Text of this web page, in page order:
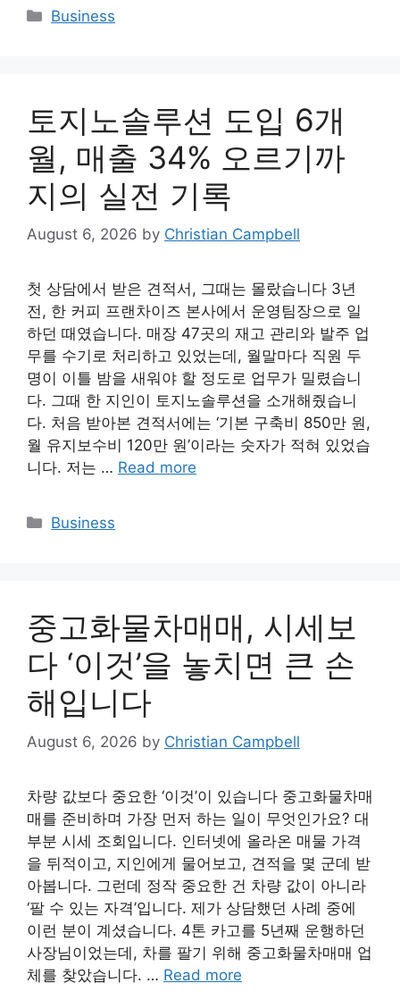
Categories
Business
토지노솔루션 도입 6개
월, 매출 34% 오르기까
지의 실전 기록
August 6, 2026 by Christian Campbell
첫 상담에서 받은 견적서, 그때는 몰랐습니다 3년
전, 한 커피 프랜차이즈 본사에서 운영팀장으로 일
하던 때였습니다. 매장 47곳의 재고 관리와 발주 업
무를 수기로 처리하고 있었는데, 월말마다 직원 두
명이 이틀 밤을 새워야 할 정도로 업무가 밀렸습니
다. 그때 한 지인이 토지노솔루션을 소개해줬습니
다. 처음 받아본 견적서에는 ‘기본 구축비 850만 원,
월 유지보수비 120만 원’이라는 숫자가 적혀 있었습
니다. 저는 … Read more
Categories
Business
중고화물차매매, 시세보
다 ‘이것’을 놓치면 큰 손
해입니다
August 6, 2026 by Christian Campbell
차량 값보다 중요한 ‘이것’이 있습니다 중고화물차매
매를 준비하며 가장 먼저 하는 일이 무엇인가요? 대
부분 시세 조회입니다. 인터넷에 올라온 매물 가격
을 뒤적이고, 지인에게 물어보고, 견적을 몇 군데 받
아봅니다. 그런데 정작 중요한 건 차량 값이 아니라
‘팔 수 있는 자격’입니다. 제가 상담했던 사례 중에
이런 분이 계셨습니다. 4톤 카고를 5년째 운행하던
사장님이었는데, 차를 팔기 위해 중고화물차매매 업
체를 찾았습니다. … Read more